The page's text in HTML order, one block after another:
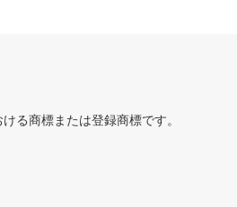
る商標または登録商標です。